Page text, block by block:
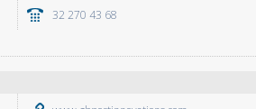
32 270 43 68